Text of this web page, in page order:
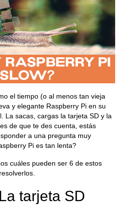
el tiempo (o al menos tan vieja
y elegante Raspberry Pi en su
La sacas, cargas la tarjeta SD y la
de que te des cuenta, estás
a una pregunta muy
Pi es tan lenta?
cuáles pueden ser 6 de estos
tarjeta SD